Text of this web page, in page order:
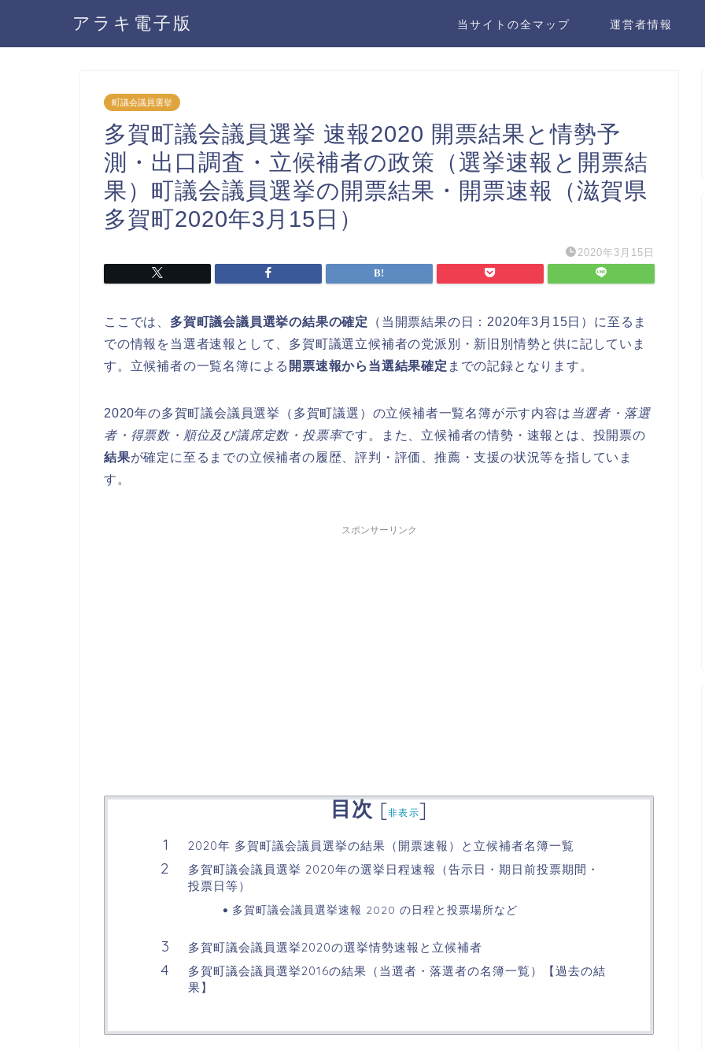
アラキ電子版 当サイトの全マップ 運営者情報
町議会議員選挙
多賀町議会議員選挙 速報2020 開票結果と情勢予
測・出口調査・立候補者の政策（選挙速報と開票結
果）町議会議員選挙の開票結果・開票速報（滋賀県
多賀町2020年3月15日）
2020年3月15日
ここでは、 多賀町議会議員選挙の結果の確定
（当開票結果の日：2020年3月15日）に至るま
での情報を当選者速報として、多賀町議選立候補者の党派別・新旧別情勢と供に記していま
す。立候補者の一覧名簿による 開票速報から当選結果確定 までの記録となります。
2020年の多賀町議会議員選挙（多賀町議選）の立候補者一覧名簿が示す内容は 当選者・落選
者・得票数・順位及び議席定数・投票率です。また、立候補者の情勢・速報とは、投開票の
結果が確定に至るまでの立候補者の履歴、評判・評価、推薦・支援の状況等を指していま
す。
スポンサーリンク
目次 [非表示]
2020年 多賀町議会議員選挙の結果（開票速報）と立候補者名簿一覧
多賀町議会議員選挙 2020年の選挙日程速報（告示日・期日前投票期間・
投票日等）
多賀町議会議員選挙速報 2020 の日程と投票場所など
多賀町議会議員選挙2020の選挙情勢速報と立候補者
多賀町議会議員選挙2016の結果（当選者・落選者の名簿一覧）【過去の結
果】